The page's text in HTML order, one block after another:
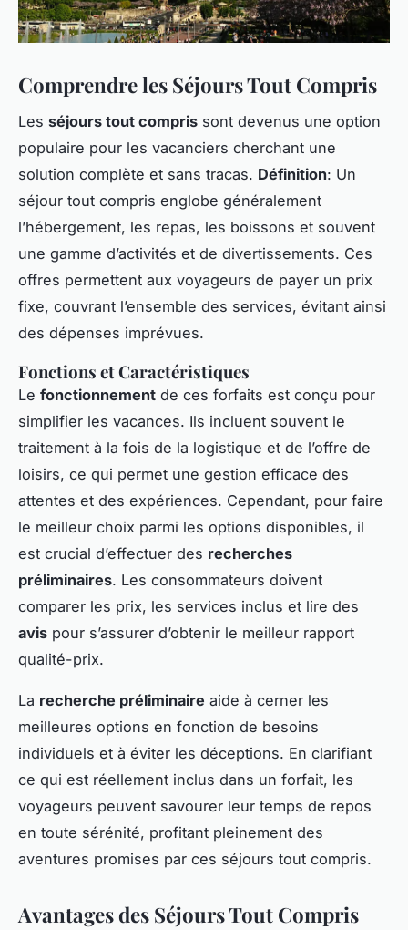
Comprendre les Séjours Tout Compris
Les séjours tout compris sont devenus une option
populaire pour les vacanciers cherchant une
solution complète et sans tracas. Définition: Un
séjour tout compris englobe généralement
l’hébergement, les repas, les boissons et souvent
une gamme d’activités et de divertissements. Ces
offres permettent aux voyageurs de payer un prix
fixe, couvrant l’ensemble des services, évitant ainsi
des dépenses imprévues.
Fonctions et Caractéristiques
Le fonctionnement de ces forfaits est conçu pour
simplifier les vacances. Ils incluent souvent le
traitement à la fois de la logistique et de l’offre de
loisirs, ce qui permet une gestion efficace des
attentes et des expériences. Cependant, pour faire
le meilleur choix parmi les options disponibles, il
est crucial d’effectuer des recherches
préliminaires. Les consommateurs doivent
comparer les prix, les services inclus et lire des
avis pour s’assurer d’obtenir le meilleur rapport
qualité-prix.
La recherche préliminaire aide à cerner les
meilleures options en fonction de besoins
individuels et à éviter les déceptions. En clarifiant
ce qui est réellement inclus dans un forfait, les
voyageurs peuvent savourer leur temps de repos
en toute sérénité, profitant pleinement des
aventures promises par ces séjours tout compris.
Avantages des Séjours Tout Compris